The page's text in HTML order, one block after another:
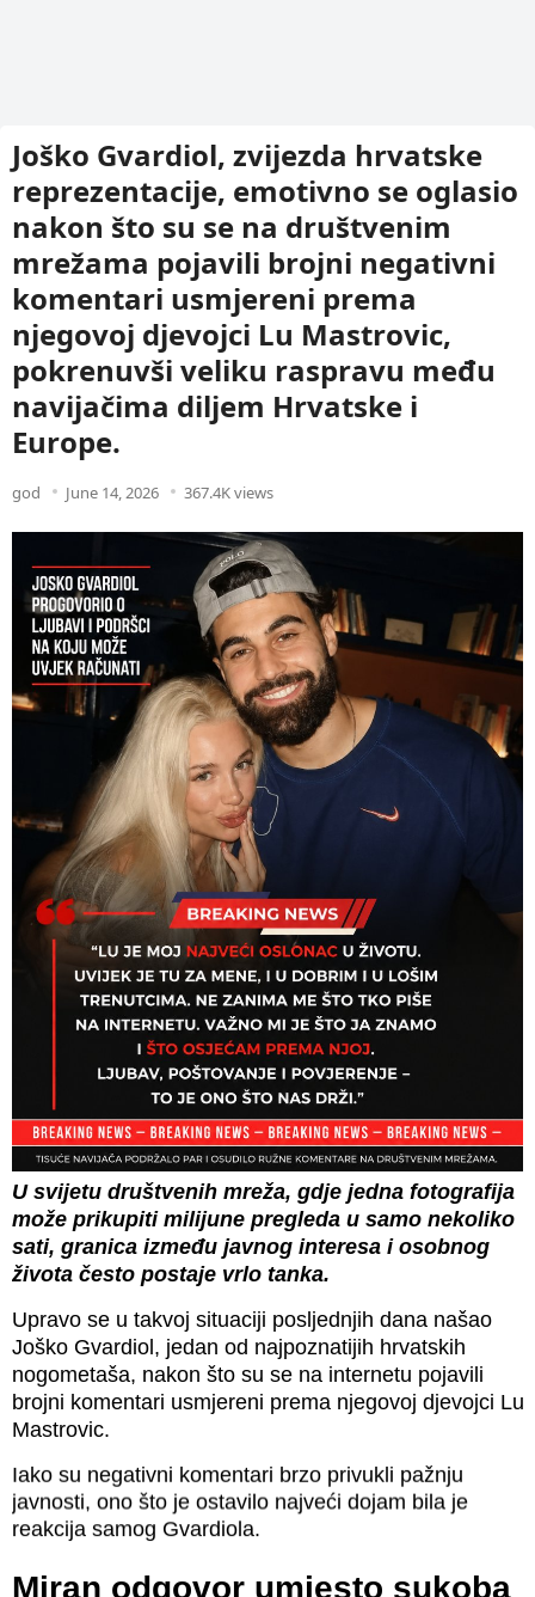
Joško Gvardiol, zvijezda hrvatske
reprezentacije, emotivno se oglasio
nakon što su se na društvenim
mrežama pojavili brojni negativni
komentari usmjereni prema
njegovoj djevojci Lu Mastrovic,
pokrenuvši veliku raspravu među
navijačima diljem Hrvatske i
Europe.
god June 14, 2026 367.4K views